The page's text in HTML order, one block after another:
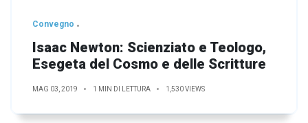
Convegno
Isaac Newton: Scienziato e Teologo,
Esegeta del Cosmo e delle Scritture
MAG 03, 2019 1 MIN DI LETTURA 1,530 VIEWS